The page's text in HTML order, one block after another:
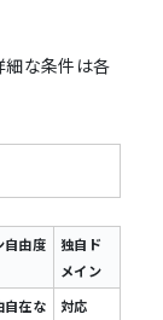
な条件は各
自由度
独自ド
メイン
自在な
対応